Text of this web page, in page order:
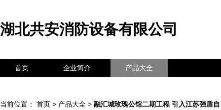
湖北共安消防设备有限公司
首页 企业简介 产品大全
当前位置： 首页 > 产品大全 > 融汇城玫瑰公馆二期工程 引入江苏强盾自